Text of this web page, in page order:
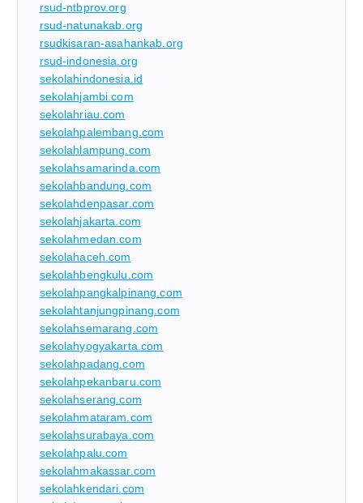
rsud-ntbprov.org
rsud-natunakab.org
rsudkisaran-asahankab.org
rsud-indonesia.org
sekolahindonesia.id
sekolahjambi.com
sekolahriau.com
sekolahpalembang.com
sekolahlampung.com
sekolahsamarinda.com
sekolahbandung.com
sekolahdenpasar.com
sekolahjakarta.com
sekolahmedan.com
sekolahaceh.com
sekolahbengkulu.com
sekolahpangkalpinang.com
sekolahtanjungpinang.com
sekolahsemarang.com
sekolahyogyakarta.com
sekolahpadang.com
sekolahpekanbaru.com
sekolahserang.com
sekolahmataram.com
sekolahsurabaya.com
sekolahpalu.com
sekolahmakassar.com
sekolahkendari.com